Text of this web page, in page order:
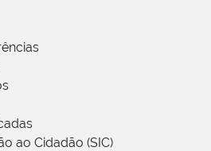
ao Cidadão (SIC)